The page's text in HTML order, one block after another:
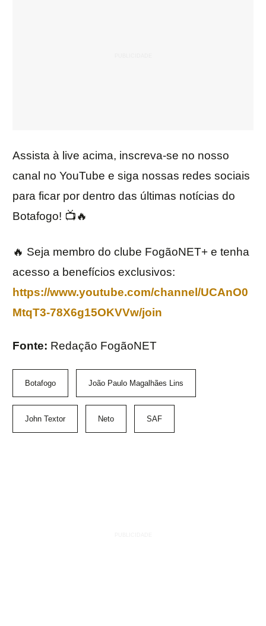
Assista à live acima, inscreva-se no nosso
canal no YouTube e siga nossas redes sociais
para ficar por dentro das últimas notícias do
Botafogo! 📺🔥
🔥 Seja membro do clube FogãoNET+ e tenha
acesso a benefícios exclusivos:
https://www.youtube.com/channel/UCAnO0
MtqT3-78X6g15OKVVw/join
Fonte: Redação FogãoNET
Botafogo João Paulo Magalhães Lins
John Textor Neto SAF